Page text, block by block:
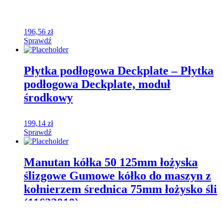
196,56 zł
Sprawdź
Płytka podłogowa Deckplate – Płytka
podłogowa Deckplate, moduł
środkowy
199,14 zł
Sprawdź
Manutan kółka 50 125mm łożyska
ślizgowe Gumowe kółko do maszyn z
kołnierzem średnica 75mm łożysko śli
(11632010)